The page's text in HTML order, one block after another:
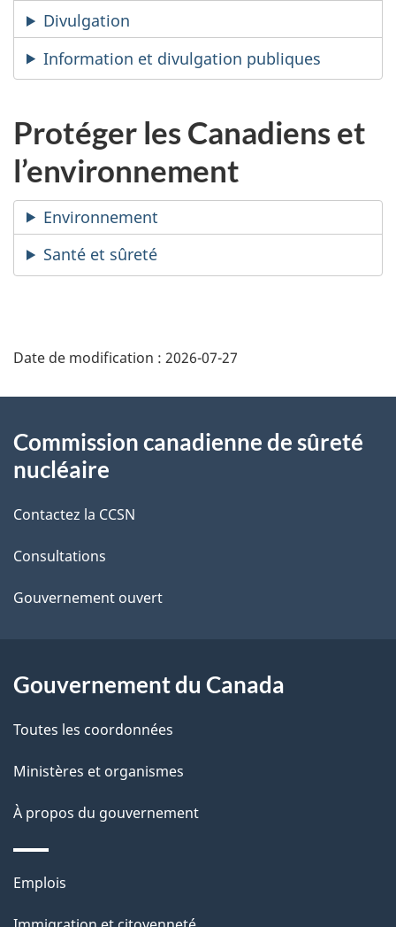
Divulgation
Information et divulgation publiques
Protéger les Canadiens et
l’environnement
Environnement
Santé et sûreté
é
a
i
l
s
d
l
a
g
e
Date de modification : 2026-07-27
propos
de
ce
site
Commission canadienne de sûreté
nucléaire
Contactez la CCSN
Consultations
Gouvernement ouvert
Gouvernement du Canada
Toutes les coordonnées
Ministères et organismes
À propos du gouvernement
Thèmes
Emplois